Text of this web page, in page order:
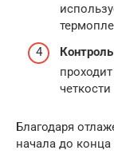
Благодаря
начала до